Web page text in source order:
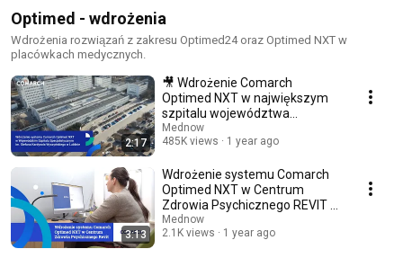
Optimed - wdrożenia
Wdrożenia rozwiązań z zakresu Optimed24 oraz Optimed NXT w
placówkach medycznych.
2:17
🎥 Wdrożenie Comarch
Optimed NXT w największym
szpitalu województwa
lubelskiego
Mednow
485K views
1 year ago
3:13
Wdrożenie systemu Comarch
Optimed NXT w Centrum
Zdrowia Psychicznego REVIT w
Białymstoku
Mednow
2.1K views
1 year ago